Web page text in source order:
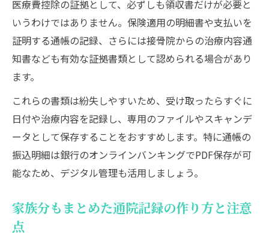
医療費控除の証拠として、必ずしも領収書だけが必要と
いうわけではありません。保険適用の明細書や支払いを
証明する通帳の記録、さらには接骨院からの治療内容通
知書なども有効な証拠書類として認められる場合があり
ます。
これらの書類は紛失しやすいため、受け取ったらすぐに
日付や治療内容を記録し、専用のファイルやスキャンデ
ータとして保存することをおすすめします。特に通帳の
振込明細は銀行のオンラインバンキングでPDF保存が可
能なため、デジタル管理も活用しましょう。
家族分もまとめた通院記録の作り方と注意
点